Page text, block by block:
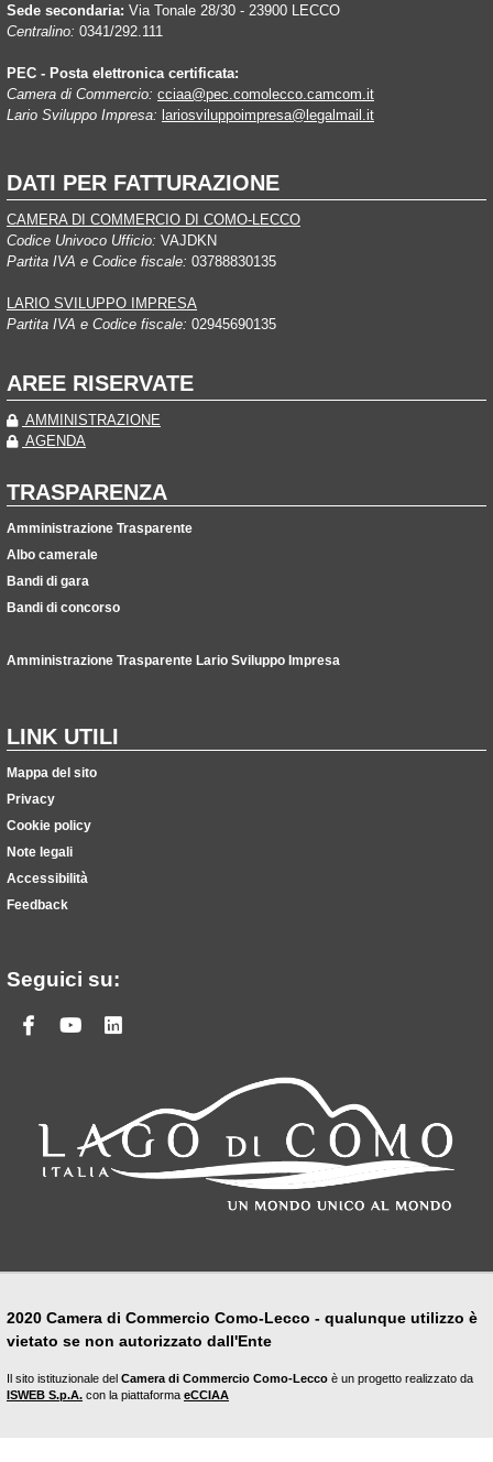
Sede secondaria: Via Tonale 28/30 - 23900 LECCO
Centralino: 0341/292.111
PEC - Posta elettronica certificata:
Camera di Commercio: cciaa@pec.comolecco.camcom.it
Lario Sviluppo Impresa: lariosviluppoimpresa@legalmail.it
DATI PER FATTURAZIONE
CAMERA DI COMMERCIO DI COMO-LECCO
Codice Univoco Ufficio: VAJDKN
Partita IVA e Codice fiscale: 03788830135
LARIO SVILUPPO IMPRESA
Partita IVA e Codice fiscale: 02945690135
AREE RISERVATE
AMMINISTRAZIONE
AGENDA
TRASPARENZA
Amministrazione Trasparente
Albo camerale
Bandi di gara
Bandi di concorso
Amministrazione Trasparente Lario Sviluppo Impresa
LINK UTILI
Mappa del sito
Privacy
Cookie policy
Note legali
Accessibilità
Feedback
Seguici su:
Facebook
Youtube
2020 Camera di Commercio Como-Lecco - qualunque utilizzo è
vietato se non autorizzato dall'Ente
Il sito istituzionale del Camera di Commercio Como-Lecco è un progetto realizzato da
ISWEB S.p.A. con la piattaforma eCCIAA